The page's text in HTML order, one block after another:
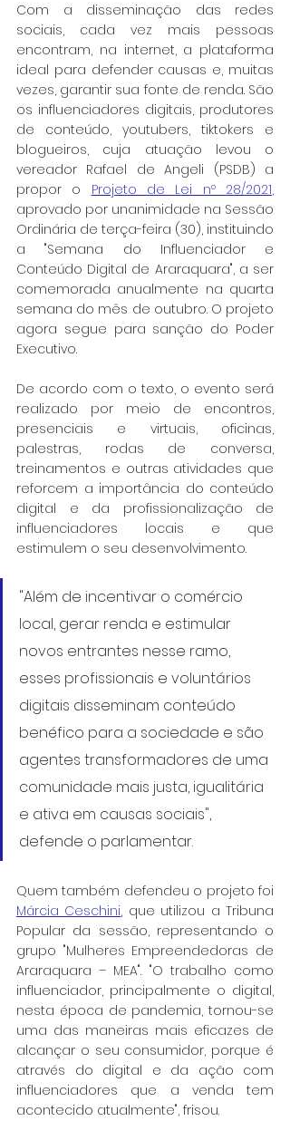
Com a disseminação das redes
sociais, cada vez mais pessoas
encontram, na internet, a plataforma
ideal para defender causas e, muitas
vezes, garantir sua fonte de renda. São
os influenciadores digitais, produtores
de conteúdo, youtubers, tiktokers e
blogueiros, cuja atuação levou o
vereador Rafael de Angeli (PSDB) a
propor o Projeto de Lei nº 28/2021,
aprovado por unanimidade na Sessão
Ordinária de terça-feira (30), instituindo
a "Semana do Influenciador e
Conteúdo Digital de Araraquara", a ser
comemorada anualmente na quarta
semana do mês de outubro. O projeto
agora segue para sanção do Poder
Executivo.
De acordo com o texto, o evento será
realizado por meio de encontros,
presenciais e virtuais, oficinas,
palestras, rodas de conversa,
treinamentos e outras atividades que
reforcem a importância do conteúdo
digital e da profissionalização de
influenciadores locais e que
estimulem o seu desenvolvimento.
"Além de incentivar o comércio
local, gerar renda e estimular
novos entrantes nesse ramo,
esses profissionais e voluntários
digitais disseminam conteúdo
benéfico para a sociedade e são
agentes transformadores de uma
comunidade mais justa, igualitária
e ativa em causas sociais",
defende o parlamentar.
Márcia Ceschini, que utilizou a Tribuna
Popular da sessão, representando o
grupo "Mulheres Empreendedoras de
Araraquara – MEA". "O trabalho como
influenciador, principalmente o digital,
nesta época de pandemia, tornou-se
uma das maneiras mais eficazes de
alcançar o seu consumidor, porque é
através do digital e da ação com
influenciadores que a venda tem
acontecido atualmente", frisou.